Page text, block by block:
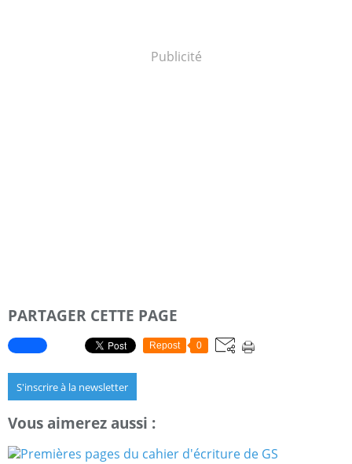
Publicité
PARTAGER CETTE PAGE
Repost 0
S'inscrire à la newsletter
Vous aimerez aussi :